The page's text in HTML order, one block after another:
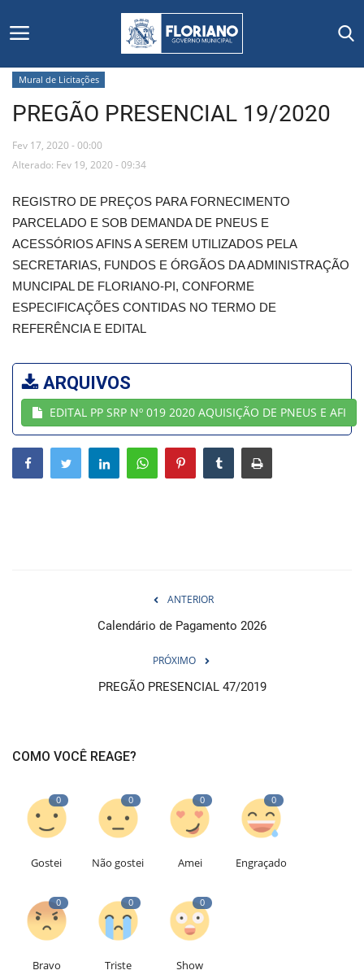
Início
Editais
Floriano
Secretarias e Órgãos
Mural de Licitações
Notícias
Vídeos
Webmail
Mural de Licitações
PREGÃO PRESENCIAL 19/2020
Fev 17, 2020 - 00:00
Alterado: Fev 19, 2020 - 09:34
REGISTRO DE PREÇOS PARA FORNECIMENTO
PARCELADO E SOB DEMANDA DE PNEUS E
ACESSÓRIOS AFINS A SEREM UTILIZADOS PELA
SECRETARIAS, FUNDOS E ÓRGÃOS DA ADMINISTRAÇÃO
MUNCIPAL DE FLORIANO-PI, CONFORME
ESPECIFICAÇÕES CONTIDAS NO TERMO DE
REFERÊNCIA E EDITAL
ARQUIVOS
EDITAL PP SRP Nº 019 2020 AQUISIÇÃO DE PNEUS E AFI
ANTERIOR
Calendário de Pagamento 2026
PRÓXIMO
PREGÃO PRESENCIAL 47/2019
COMO VOCÊ REAGE?
0
Gostei
0
Não gostei
0
Amei
0
Engraçado
0
Bravo
0
Triste
0
Show